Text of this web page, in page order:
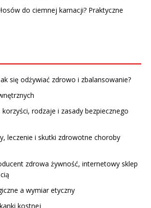
do ciemnej karnacji? Praktyczne
się odżywiać zdrowo i zbalansowanie?
rodzaje i zasady bezpiecznego
leczenie i skutki zdrowotne choroby
zdrowa żywność, internetowy sklep
a wymiar etyczny
kostnej